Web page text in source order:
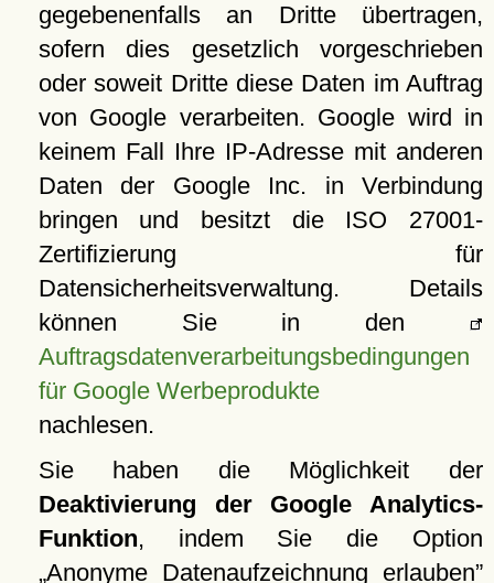
gegebenenfalls an Dritte übertragen,
sofern dies gesetzlich vorgeschrieben
oder soweit Dritte diese Daten im Auftrag
von Google verarbeiten. Google wird in
keinem Fall Ihre IP-Adresse mit anderen
Daten der Google Inc. in Verbindung
bringen und besitzt die ISO 27001-
Zertifizierung für
Datensicherheitsverwaltung. Details
können Sie in den
Auftragsdatenverarbeitungsbedingungen
für Google Werbeprodukte
nachlesen.
Sie haben die Möglichkeit der
Deaktivierung der Google Analytics-
Funktion, indem Sie die Option
Anonyme Datenaufzeichnung erlauben